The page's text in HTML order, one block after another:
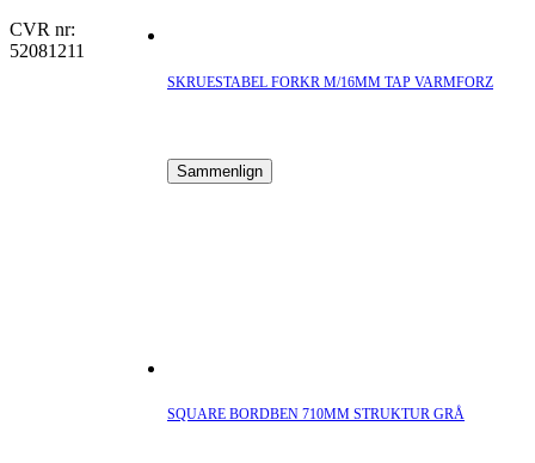
SKRUESTABEL FORKR M/16MM TAP VARMFORZ
Sammenlign
SQUARE BORDBEN 710MM STRUKTUR GRÅ
CVR nr:
52081211